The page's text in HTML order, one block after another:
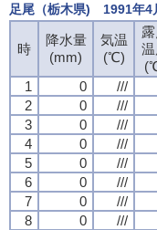
足尾（栃木県) 1991年4
時
降水量
(mm)
気温
(℃)
1
0 ///
2
0 ///
3
0 ///
4
0 ///
5
0 ///
6
0 ///
7
0 ///
8
0 ///